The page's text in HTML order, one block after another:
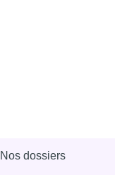
Nos dossiers